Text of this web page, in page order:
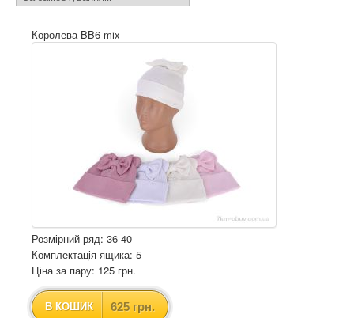
Королева BB6 mix
Розмірний ряд: 36-40
Комплектація ящика: 5
Ціна за пару: 125 грн.
В КОШИК 625 грн.